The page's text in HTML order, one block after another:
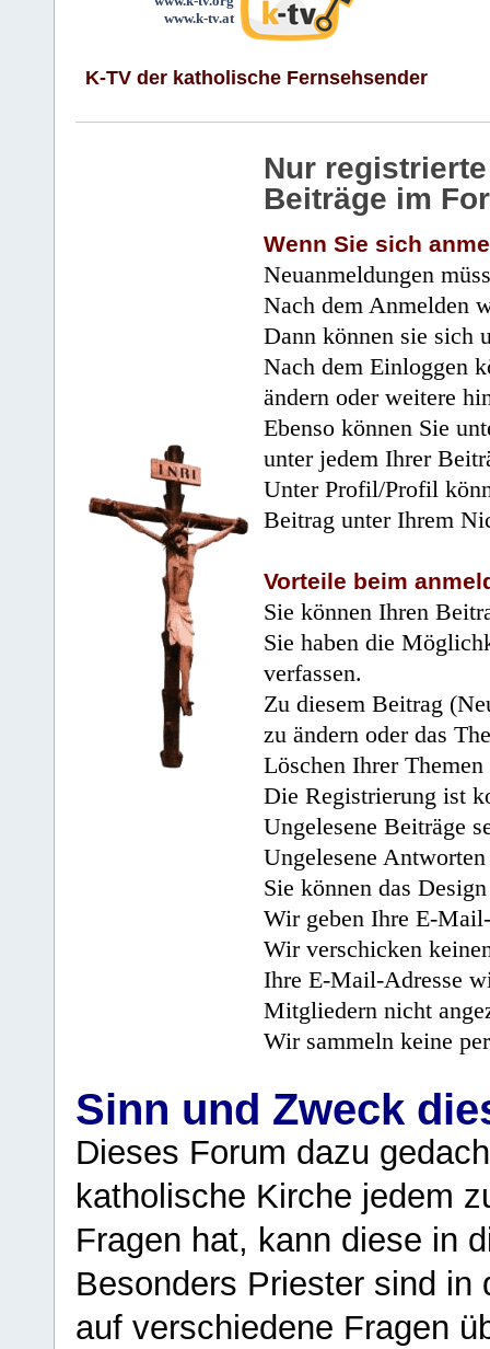
www.k-tv.at
K-TV der katholische Fernsehsender
Nur
Beiträge im
Wenn Sie sich
Neuanmeldungen
Nach dem Anmelden
Dann können sie sich
Nach dem Einloggen
ändern oder weitere
Ebenso können Sie
unter jedem Ihrer
Unter Profil/Profil
Beitrag unter Ihrem
Vorteile beim
Sie können Ihren
Sie haben die
verfassen.
Zu diesem Beitrag
zu ändern oder das
Löschen Ihrer
Die Registrierung ist
Ungelesene Beiträge
Ungelesene
Sie können das
Wir geben Ihre E-
Wir verschicken
Ihre E-Mail-Adresse
Mitgliedern nicht
Wir sammeln keine
Sinn und Zweck
Dieses Forum dazu
katholische Kirche jedem
Fragen hat, kann diese in
Besonders Priester sind in
auf verschiedene Fragen